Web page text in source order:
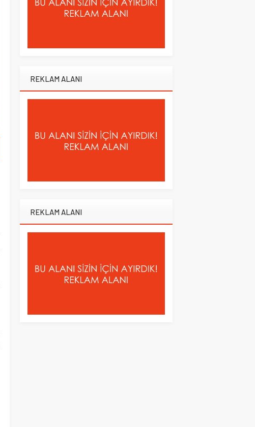
REKLAM ALANI
REKLAM ALANI